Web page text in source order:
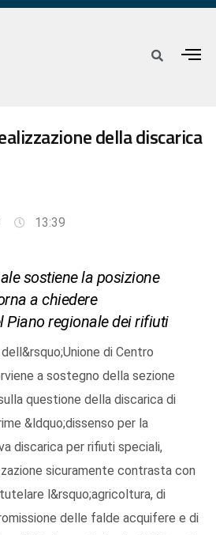
della discarica
13:39
sostiene la posizione
a chiedere
Piano regionale dei rifiuti
di Centro
a sostegno della sezione
questione della discarica di
&ldquo;dissenso per la
discarica per rifiuti speciali,
sicuramente contrasta con
l&rsquo;agricoltura, di
delle falde acquifere e di